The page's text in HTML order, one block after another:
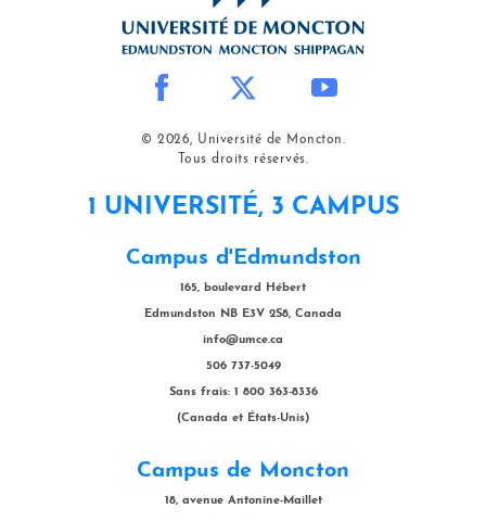
© 2026, Université de Moncton.
Tous droits réservés.
1 UNIVERSITÉ, 3 CAMPUS
Campus d'Edmundston
165, boulevard Hébert
Edmundston NB E3V 2S8, Canada
info@umce.ca
506 737-5049
Sans frais: 1 800 363-8336
(Canada et États-Unis)
Campus de Moncton
18, avenue Antonine-Maillet